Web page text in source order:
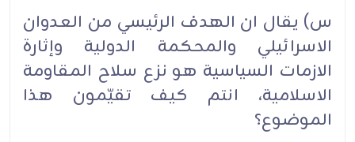
س) يقال ان الهدف الرئيسي من العدوان
الاسرائيلي والمحكمة الدولية وإثارة
الازمات السياسية هو نزع سلاح المقاومة
الاسلامية، انتم كيف تقيّمون هذا
الموضوع؟